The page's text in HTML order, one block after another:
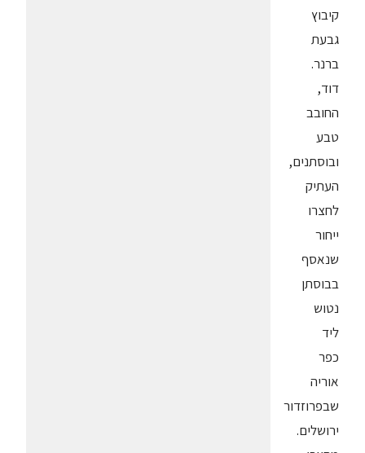
קיבוץ
גבעת
ברנר.
דוד,
החובב
טבע
ובוסתנים,
העתיק
לחצרו
ייחור
שנאסף
בבוסתן
נטוש
ליד
כפר
אוריה
שבפרוזדור
ירושלים.